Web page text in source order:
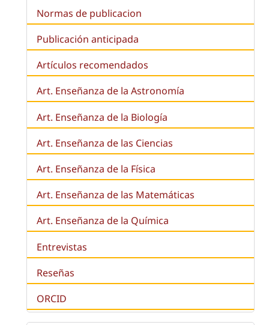
Normas de publicacion
Publicación anticipada
Artículos recomendados
Art. Enseñanza de la Astronomía
Art. Enseñanza de la Biología
Art. Enseñanza de las Ciencias
Art. Enseñanza de la Física
Art. Enseñanza de las Matemáticas
Art. Enseñanza de la Química
Entrevistas
Reseñas
ORCID